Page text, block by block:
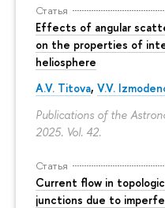
Статья
Effects of angular
on the properties of
heliosphere
A.V. Titova, V.V.
Publications of the
2025. Vol. 42.
Статья
Current flow in
junctions due to